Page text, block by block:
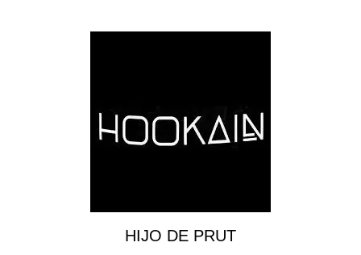
HIJO DE PRUT